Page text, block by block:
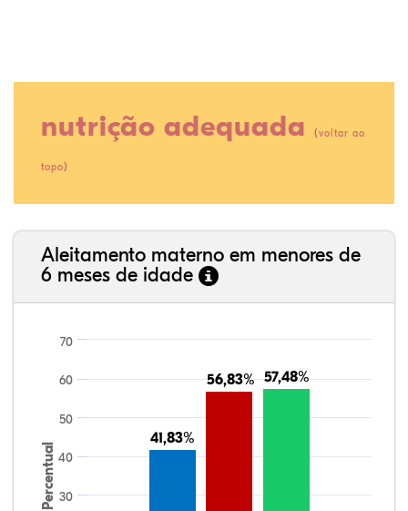
nutrição adequada (voltar ao
topo)
Aleitamento materno em menores de
6 meses de idade
Percentual
41,83%
41,83%
56,83%
56,83% 57,48%
57,48%
30
40
50
60
70